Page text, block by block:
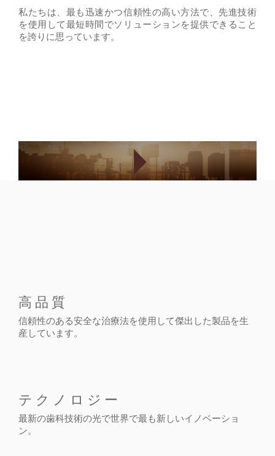
私たちは、最も迅速かつ信頼性の高い方法で、先進技術
を使用して最短時間でソリューションを提供できること
を誇りに思っています。
高品質
信頼性のある安全な治療法を使用して傑出した製品を生
産しています。
テクノロジー
最新の歯科技術の光で世界で最も新しいイノベーショ
ン。